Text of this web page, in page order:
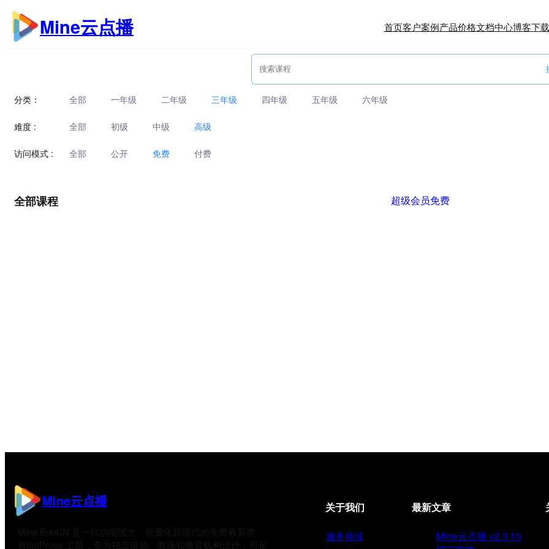
跳
至
内
Mine云点播 首页客户案例产品价格文档中心博客下载
分类： 全部 一年级 二年级 三年级 四年级 五年级 六年级
难度 : 全部 初级 中级 高级
访问模式 : 全部 公开 免费 付费
全部课程 超级会员免费
Mine云点播
Mine EduCN 是一款功能强大、轻量化且现代的免费教育类
WordPress 主题，专为独立讲师、教练和教育机构设计，可帮
关于我们
服务领域
最新文章
Mine云点播 v2.3.10